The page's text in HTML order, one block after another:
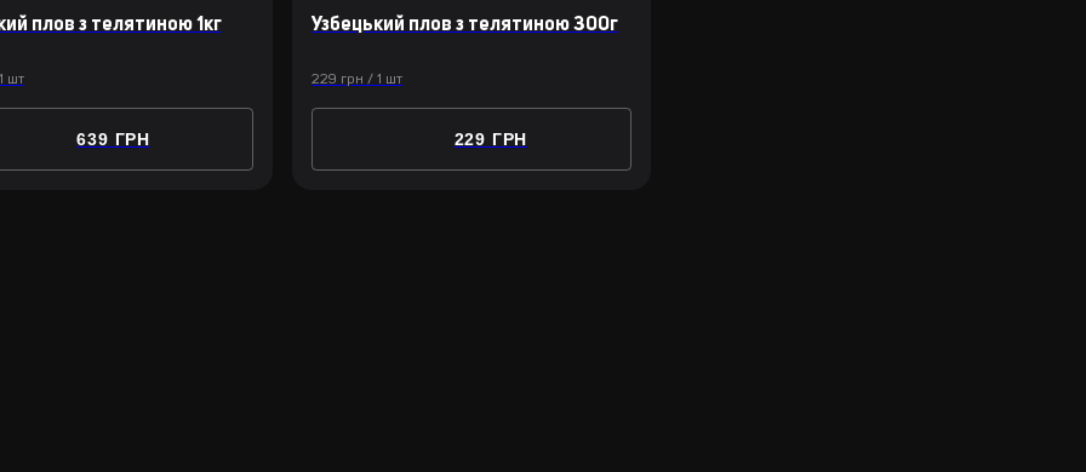
плов з телятиною 1кг
шт
639 ГРН
Узбецький плов з телятиною 300г
229 грн / 1 шт
229 ГРН